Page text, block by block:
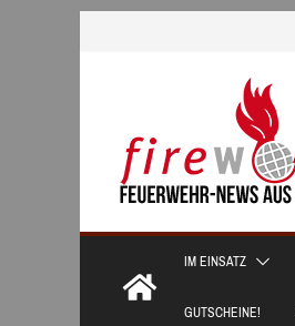
IM EINSATZ
GUTSCHEINE!